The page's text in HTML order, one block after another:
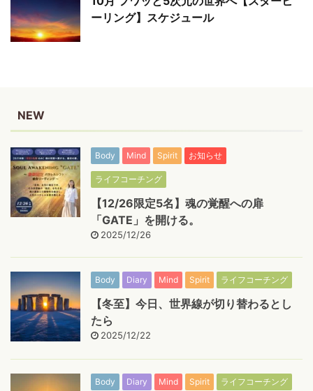
ーリング】スケジュール
NEW
Body Mind Spirit お知らせ
ライフコーチング
【12/26限定5名】魂の覚醒への扉
「GATE」を開ける。
2025/12/26
Body Diary Mind Spirit ライフコーチング
【冬至】今日、世界線が切り替わるとし
たら
2025/12/22
Body Diary Mind Spirit ライフコーチング